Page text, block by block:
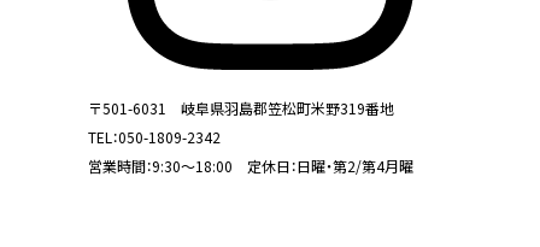
〒501-6031 岐阜県羽島郡笠松町米野319番地
TEL：050-1809-2342
営業時間：9:30～18:00 定休日：日曜・第2/第4月曜